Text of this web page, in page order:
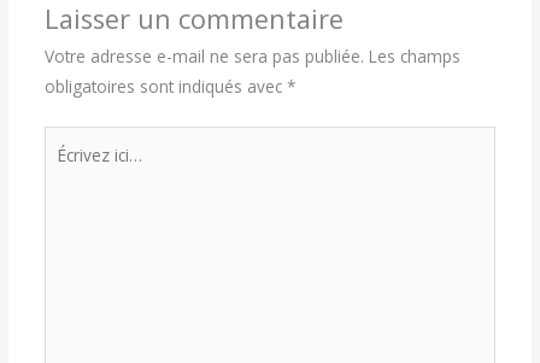
Laisser un commentaire
Votre adresse e-mail ne sera pas publiée. Les champs
obligatoires sont indiqués avec *
Écrivez